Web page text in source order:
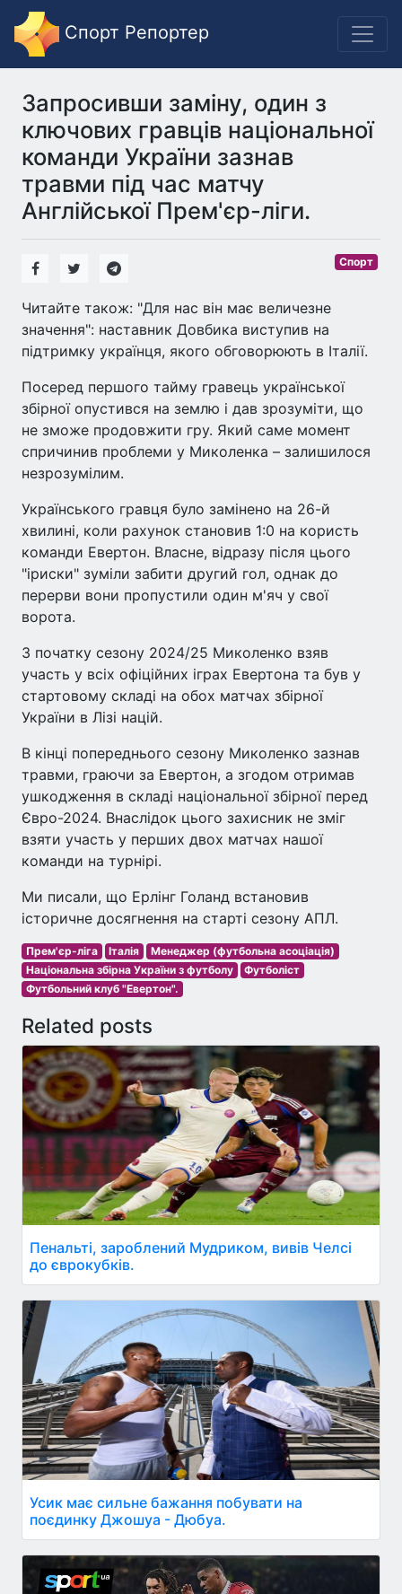
Спорт Репортер
Запросивши заміну, один з
ключових гравців національної
команди України зазнав
травми під час матчу
Англійської Прем'єр-ліги.
Спорт
Читайте також: "Для нас він має величезне
значення": наставник Довбика виступив на
підтримку українця, якого обговорюють в Італії.
Посеред першого тайму гравець української
збірної опустився на землю і дав зрозуміти, що
не зможе продовжити гру. Який саме момент
спричинив проблеми у Миколенка – залишилося
незрозумілим.
Українського гравця було замінено на 26-й
хвилині, коли рахунок становив 1:0 на користь
команди Евертон. Власне, відразу після цього
"іриски" зуміли забити другий гол, однак до
перерви вони пропустили один м'яч у свої
ворота.
З початку сезону 2024/25 Миколенко взяв
участь у всіх офіційних іграх Евертона та був у
стартовому складі на обох матчах збірної
України в Лізі націй.
В кінці попереднього сезону Миколенко зазнав
травми, граючи за Евертон, а згодом отримав
ушкодження в складі національної збірної перед
Євро-2024. Внаслідок цього захисник не зміг
взяти участь у перших двох матчах нашої
команди на турнірі.
Ми писали, що Ерлінг Голанд встановив
історичне досягнення на старті сезону АПЛ.
Прем'єр-ліга Італія
Менеджер (футбольна асоціація)
Національна збірна України з футболу
Футболіст
Футбольний клуб "Евертон".
Related posts
Пенальті, зароблений Мудриком, вивів Челсі
до єврокубків.
Усик має сильне бажання побувати на
поєдинку Джошуа - Дюбуа.